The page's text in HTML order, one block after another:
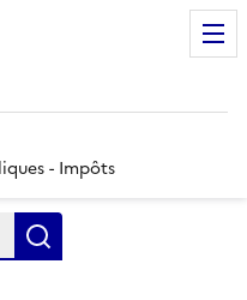
- Impôts
mots clés, partie du